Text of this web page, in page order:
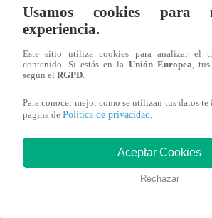
Al llegar, Josetty Hurtado se alegró
popeye”, gritó la hija de Andrés
quedó Austin.
Josetty y Génnesis Hurtado;
lucharán por su permanencia en el
Usamos cookies para
experiencia.
Este sitio utiliza cookies para analizar el
contenido. Si estás en la Unión Europea, tus
según el RGPD.
Para conocer mejor como se utilizan tus datos
pagina de Política de privacidad.
Aceptar Cookies
Rechazar